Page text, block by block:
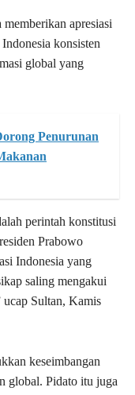
apresiasi
konsisten
global yang
Penurunan
perintah konstitusi
Prabowo
Indonesia yang
saling mengakui
ucap Sultan, Kamis
keseimbangan
global. Pidato itu juga